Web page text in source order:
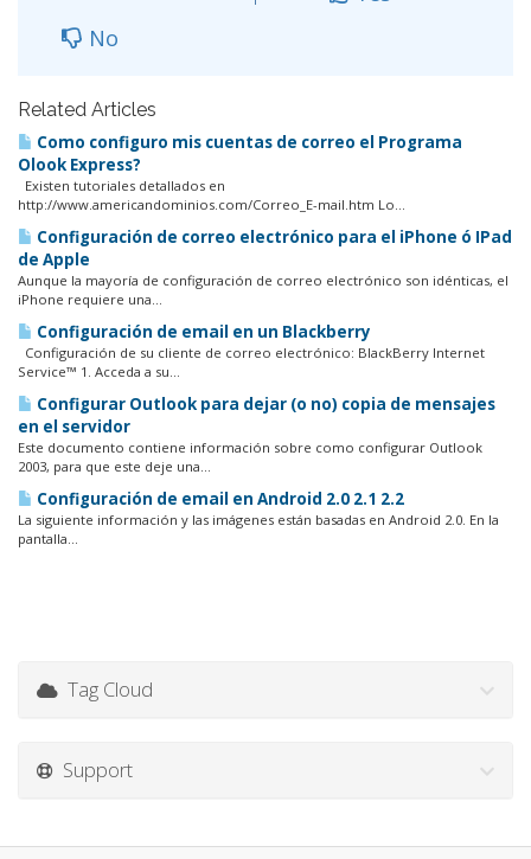
No
Related Articles
Como configuro mis cuentas de correo el Programa
Olook Express?
Existen tutoriales detallados en
http://www.americandominios.com/Correo_E-mail.htm Lo...
Configuración de correo electrónico para el iPhone ó IPad
de Apple
Aunque la mayoría de configuración de correo electrónico son idénticas, el
iPhone requiere una...
Configuración de email en un Blackberry
Configuración de su cliente de correo electrónico: BlackBerry Internet
Service™ 1. Acceda a su...
Configurar Outlook para dejar (o no) copia de mensajes
en el servidor
Este documento contiene información sobre como configurar Outlook
2003, para que este deje una...
Configuración de email en Android 2.0 2.1 2.2
La siguiente información y las imágenes están basadas en Android 2.0. En la
pantalla...
Tag Cloud
Support